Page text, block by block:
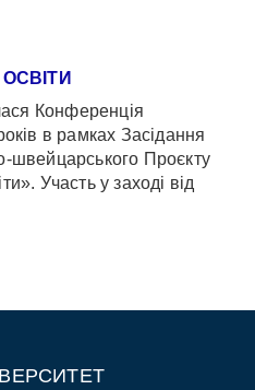
Конференція
в рамках Засідання
швейцарського Проєкту
Участь у заході від